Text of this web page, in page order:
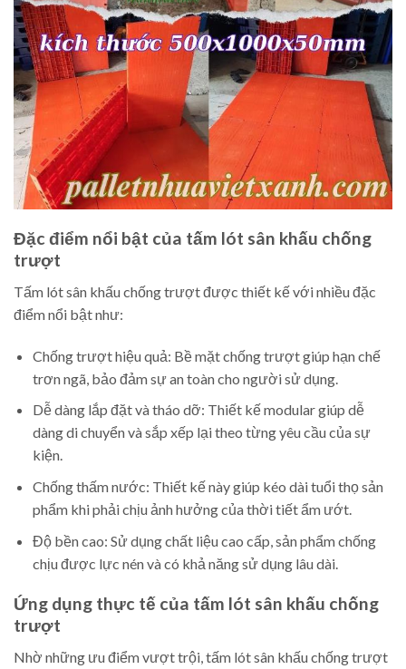
Đặc điểm nổi bật của tấm lót sân khấu chống
trượt
Tấm lót sân khấu chống trượt được thiết kế với nhiều đặc
điểm nổi bật như:
Chống trượt hiệu quả: Bề mặt chống trượt giúp hạn chế
trơn ngã, bảo đảm sự an toàn cho người sử dụng.
Dễ dàng lắp đặt và tháo dỡ: Thiết kế modular giúp dễ
dàng di chuyển và sắp xếp lại theo từng yêu cầu của sự
kiện.
Chống thấm nước: Thiết kế này giúp kéo dài tuổi thọ sản
phẩm khi phải chịu ảnh hưởng của thời tiết ẩm ướt.
Độ bền cao: Sử dụng chất liệu cao cấp, sản phẩm chống
chịu được lực nén và có khả năng sử dụng lâu dài.
Ứng dụng thực tế của tấm lót sân khấu chống
trượt
Nhờ những ưu điểm vượt trội, tấm lót sân khấu chống trượt